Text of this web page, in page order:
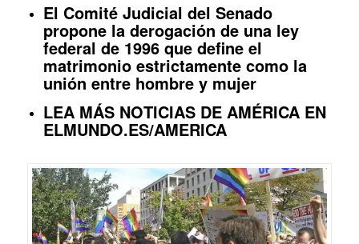
El Comité Judicial del Senado
propone la derogación de una ley
federal de 1996 que define el
matrimonio estrictamente como la
unión entre hombre y mujer
LEA MÁS NOTICIAS DE AMÉRICA EN
ELMUNDO.ES/AMERICA